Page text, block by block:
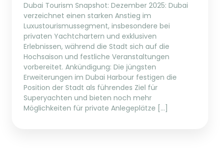
Dubai Tourism Snapshot: Dezember 2025: Dubai
verzeichnet einen starken Anstieg im
Luxustourismussegment, insbesondere bei
privaten Yachtchartern und exklusiven
Erlebnissen, während die Stadt sich auf die
Hochsaison und festliche Veranstaltungen
vorbereitet. Ankündigung: Die jüngsten
Erweiterungen im Dubai Harbour festigen die
Position der Stadt als führendes Ziel für
Superyachten und bieten noch mehr
Möglichkeiten für private Anlegeplätze […]